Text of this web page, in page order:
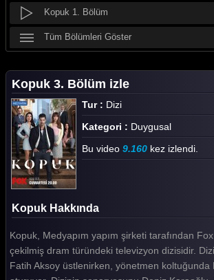
Kopuk 1. Bölüm
Tüm Bölümleri Göster
Kopuk 3. Bölüm izle
Tur : Dizi
Kategori : Duygusal
Bu video 9.160 kez izlendi.
Kopuk Hakkında
Kopuk, Medyapım yapım şirketi tarafından
çekilmiş dram türündeki televizyon dizisidir.
Fatih Aksoy üstlenirken, yönetmen koltuğunda